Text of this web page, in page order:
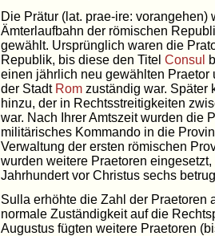
Die Prätur (lat. prae-ire:
Ämterlaufbahn der römischen
gewählt. Ursprünglich waren die
Republik, bis diese den Titel Consul
einen jährlich neu gewählten Praetor
der Stadt Rom zuständig war. Später
hinzu, der in Rechtsstreitigkeiten
war. Nach Ihrer Amtszeit wurden die
militärisches Kommando in die
Verwaltung der ersten römischen
wurden weitere Praetoren
Jahrhundert vor Christus sechs
Sulla erhöhte die Zahl der Praetoren
normale Zuständigkeit auf die
Augustus fügten weitere Praetoren